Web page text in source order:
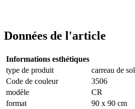
Données de l'article
Informations esthétiques
type de produit
carreau de sol
Code de couleur
3506
modèle
CR
format
90 x 90 cm